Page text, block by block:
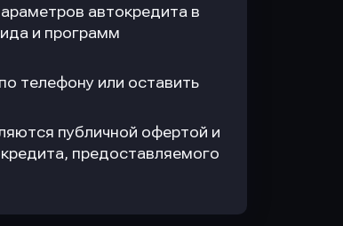
автокредита в
и программ
телефону или оставить
публичной офертой и
предоставляемого